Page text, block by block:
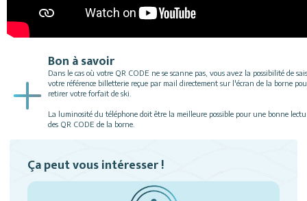
Bon à savoir
Dans le cas où votre QR CODE ne se scanne pas, vous avez la possibilité de
votre référence billetterie reçue par mail directement sur l'écran de la borne
retirer votre forfait de ski.
La luminosité du téléphone doit être la meilleure possible pour une bonne
des QR CODE de la borne.
Ça peut vous intéresser !